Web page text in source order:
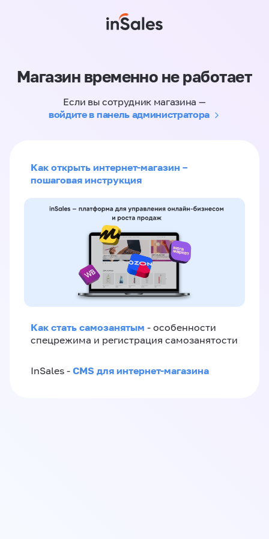
Магазин временно не работает
Если вы сотрудник магазина —
войдите в панель администратора
Как открыть интернет-магазин –
пошаговая инструкция
Как стать самозанятым - особенности
спецрежима и регистрация самозанятости
InSales - CMS для интернет-магазина